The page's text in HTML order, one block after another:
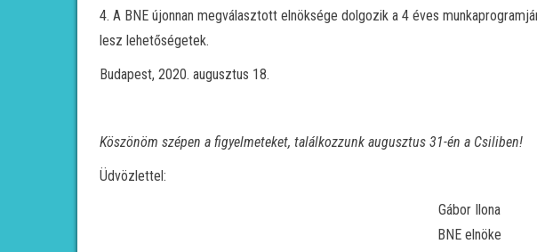
4. A BNE újonnan megválasztott elnöksége dolgozik a 4 éves
lesz lehetőségetek.
Budapest, 2020. augusztus 18.
Köszönöm szépen a figyelmeteket, találkozzunk augusztus 31-én a Csiliben!
Üdvözlettel:
Gábor Ilona
BNE elnöke